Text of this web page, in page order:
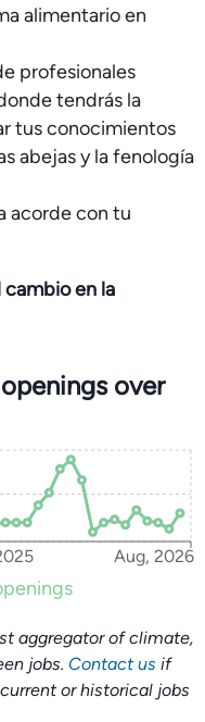
alimentario en
profesionales
tendrás la
tus conocimientos
abejas y la fenología
acorde con tu
cambio en la
over
Aug, 2026
aggregator of climate,
jobs. Contact us if
or historical jobs